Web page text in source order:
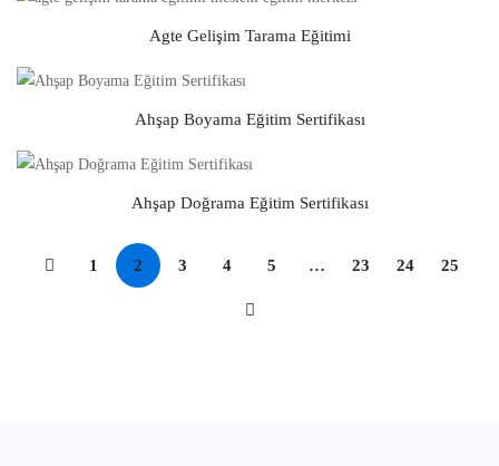
Agte Gelişim Tarama Eğitimi
Ahşap Boyama Eğitim Sertifikası
Ahşap Doğrama Eğitim Sertifikası
1 2 3 4 5 … 23 24 25